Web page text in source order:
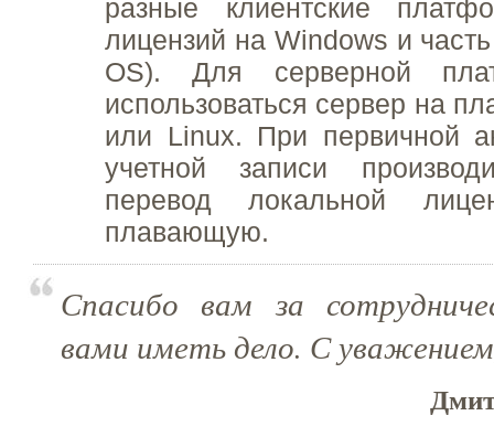
разные клиентские
лицензий на Windows и
OS). Для серверной
использоваться сервер на
или Linux. При первичной
учетной записи
перевод локальной
плавающую.
Спасибо вам за
вами иметь дело. С